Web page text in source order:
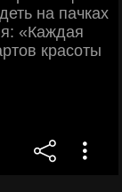
на пачках
«Каждая
красоты